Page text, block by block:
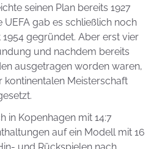
seinen Plan bereits 1927
UEFA gab es schließlich noch
gegründet. Aber erst vier
und nachdem bereits
ausgetragen worden waren,
kontinentalen Meisterschaft
in Kopenhagen mit 14:7
auf ein Modell mit 16